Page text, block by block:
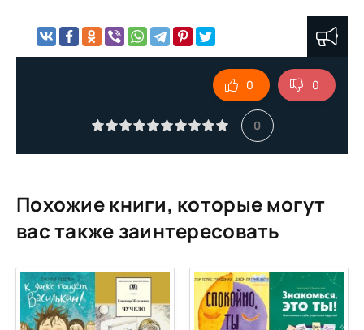
0
0 0
Похожие книги, которые могут
вас также заинтересовать